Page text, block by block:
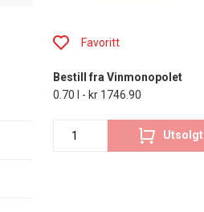
Favoritt
Bestill fra Vinmonopolet
0.70 l - kr 1746.90
Utsolgt